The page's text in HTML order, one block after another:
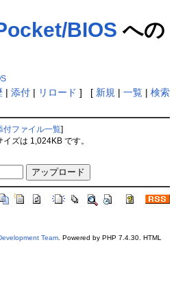
BIOS への
| 添付| リロード ] [ 新規 | 一覧| 検索
付ファイル一覧
ズは 1,024KB です。
Team. Powered by PHP 7.4.30. HTML